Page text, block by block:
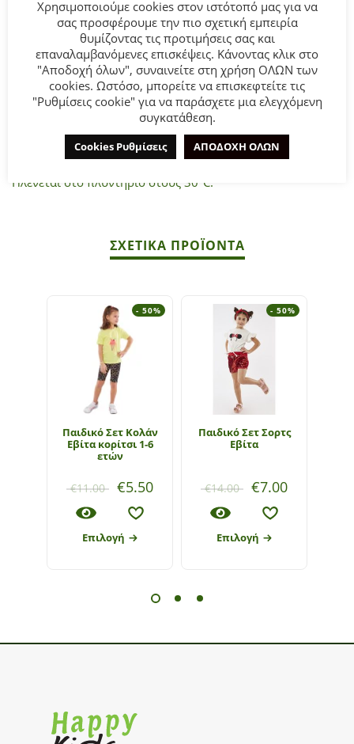
Παιδικό σετ σορτς for Funky Kids για κορίτσι από 6 έως 16
ετών. Μπλούζα σε χρώμα ροζ με τύπωμα και ανθρακί
95% COTTON-5% ELASTAN.
ΣΥΜΒΟΥΛΕΣ
Πλένεται στο πλυντήριο στους 30°C.
ΣΧΕΤΙΚΆ ΠΡΟΪΌΝΤΑ
- 50%
Παιδικό Σετ Κολάν
Εβίτα κορίτσι 1-6
ετών
€11.00 €5.50
Επιλογή
- 50%
Παιδικό Σετ Σορτς
Εβίτα
€14.00 €7.00
Επιλογή
Χρησιμοποιούμε cookies στον ιστότοπό μας για να
σας προσφέρουμε την πιο σχετική εμπειρία
θυμίζοντας τις προτιμήσεις σας και
επαναλαμβανόμενες επισκέψεις. Κάνοντας κλικ στο
"Αποδοχή όλων", συναινείτε στη χρήση ΟΛΩΝ των
cookies. Ωστόσο, μπορείτε να επισκεφτείτε τις
"Ρυθμίσεις cookie" για να παράσχετε μια ελεγχόμενη
συγκατάθεση.
Cookies Ρυθμίσεις ΑΠΟΔΟΧΗ ΟΛΩΝ